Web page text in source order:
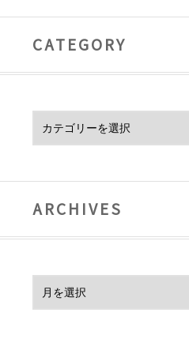
CATEGORY
ARCHIVES